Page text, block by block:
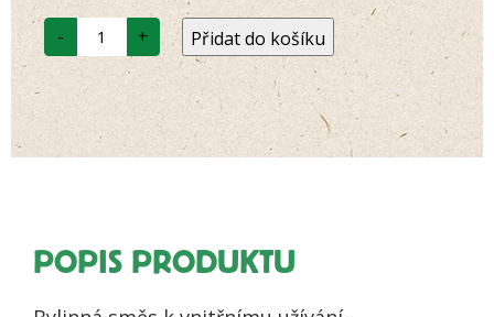
- LÁSKA
B31
PRO
POSÍLENÍ
IMUNITY
OBRANYSCHOPNOSTI
množství
+ Přidat do košíku
POPIS PRODUKTU